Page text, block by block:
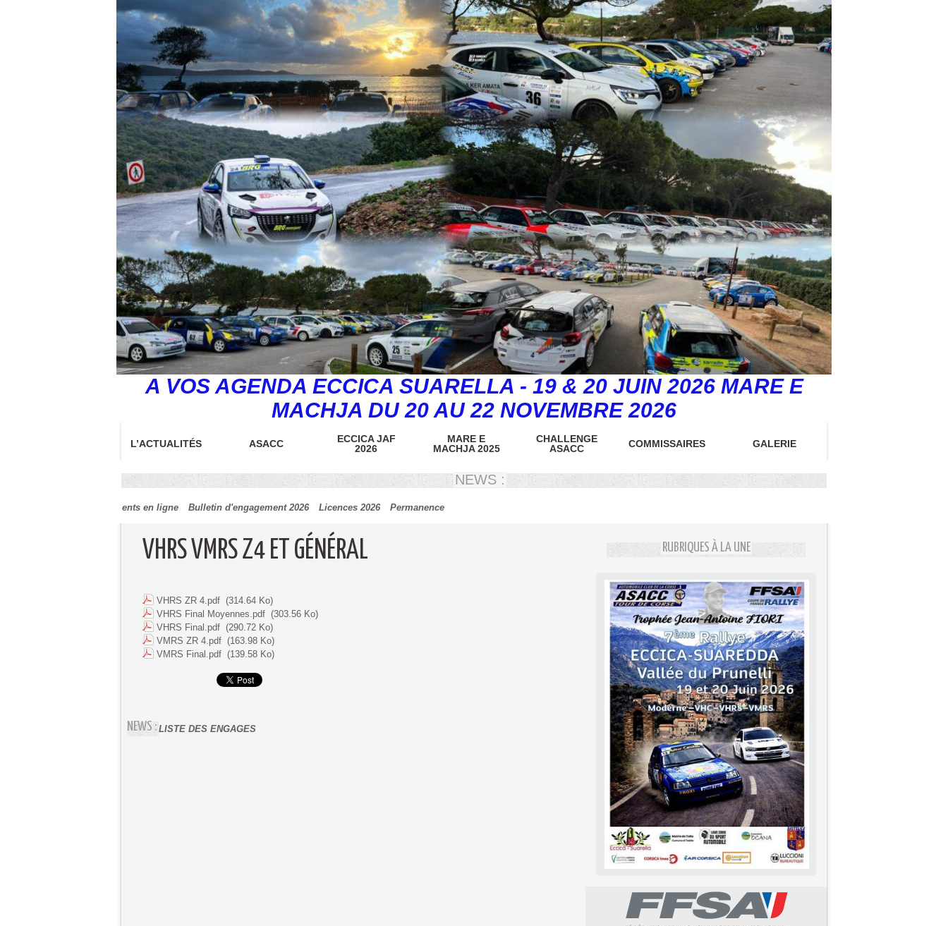
A VOS AGENDA ECCICA SUARELLA - 19 & 20 JUIN 2026 MARE E
MACHJA DU 20 AU 22 NOVEMBRE 2026
L’ACTUALITÉS ASACC
ECCICA JAF
2026
MARE E
MACHJA 2025
CHALLENGE
ASACC
COMMISSAIRES GALERIE
NEWS :
Eccica Suarella 2026 et engagements en ligne Bulletin d'engagement 2026 Licences 2026 Permanence
VHRS VMRS Z4 ET GÉNÉRAL
VHRS ZR 4.pdf (314.64 Ko)
VHRS Final Moyennes.pdf (303.56 Ko)
VHRS Final.pdf (290.72 Ko)
VMRS ZR 4.pdf (163.98 Ko)
VMRS Final.pdf (139.58 Ko)
NEWS : ECCICA-SUARELLA 2026 - Trophée Jean-Antoine FIORI - VALLEE DU PRUNELLI
RUBRIQUES À LA UNE